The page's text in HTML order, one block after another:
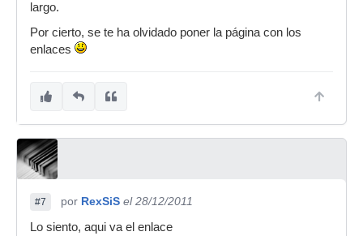
largo.
Por cierto, se te ha olvidado poner la página con los
enlaces
#7 por RexSiS el 28/12/2011
Lo siento, aqui va el enlace